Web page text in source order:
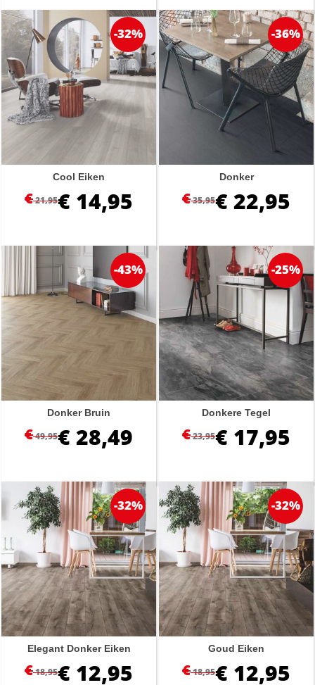
-32%
Cool Eiken
€21,95€ 14,95
-36%
Donker
€35,95€ 22,95
-43%
Donker Bruin
€49,95€ 28,49
-25%
Donkere Tegel
€23,95€ 17,95
-32%
Elegant Donker Eiken
€18,95€ 12,95
-32%
Goud Eiken
€18,95€ 12,95